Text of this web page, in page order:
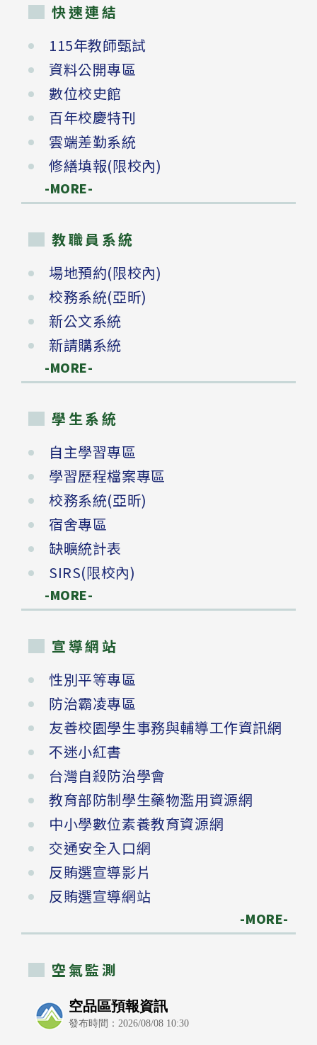
快速連結
115年教師甄試
資料公開專區
數位校史館
百年校慶特刊
雲端差勤系統
修繕填報(限校內)
-MORE-
教職員系統
場地預約(限校內)
校務系統(亞昕)
新公文系統
新請購系統
-MORE-
學生系統
自主學習專區
學習歷程檔案專區
校務系統(亞昕)
宿舍專區
缺曠統計表
SIRS(限校內)
-MORE-
宣導網站
性別平等專區
防治霸凌專區
友善校園學生事務與輔導工作資訊網
不迷小紅書
台灣自殺防治學會
教育部防制學生藥物濫用資源網
中小學數位素養教育資源網
交通安全入口網
反賄選宣導影片
反賄選宣導網站
-MORE-
空氣監測